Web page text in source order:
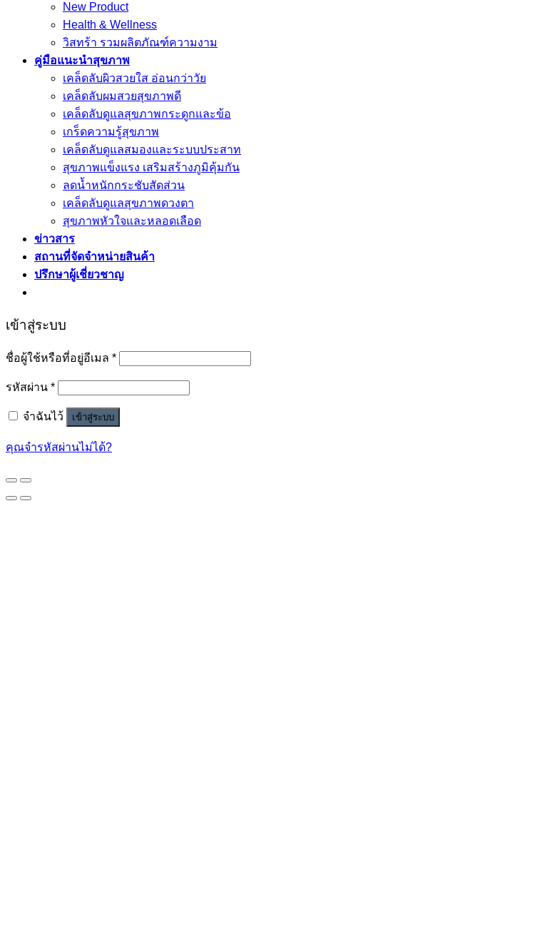
New Product
Health & Wellness
วิสทร้า รวมผลิตภัณฑ์ความงาม
คู่มือแนะนำสุขภาพ
เคล็ดลับผิวสวยใส อ่อนกว่าวัย
เคล็ดลับผมสวยสุขภาพดี
เคล็ดลับดูแลสุขภาพกระดูกและข้อ
เกร็ดความรู้สุขภาพ
เคล็ดลับดูแลสมองและระบบประสาท
สุขภาพแข็งแรง เสริมสร้างภูมิคุ้มกัน
ลดน้ำหนักกระชับสัดส่วน
เคล็ดลับดูแลสุขภาพดวงตา
สุขภาพหัวใจและหลอดเลือด
ข่าวสาร
สถานที่จัดจำหน่ายสินค้า
ปรึกษาผู้เชี่ยวชาญ
เข้าสู่ระบบ
ชื่อผู้ใช้หรือที่อยู่อีเมล *
รหัสผ่าน *
จำฉันไว้ เข้าสู่ระบบ
คุณจำรหัสผ่านไม่ได้?